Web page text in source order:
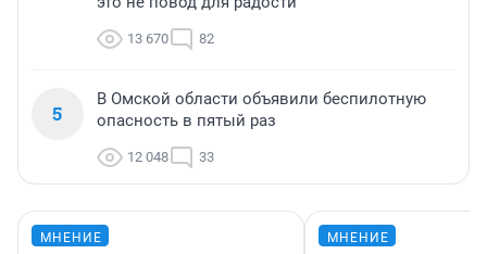
13 670 82
5
В Омской области объявили беспилотную
опасность в пятый раз
12 048 33
МНЕНИЕ МНЕНИЕ